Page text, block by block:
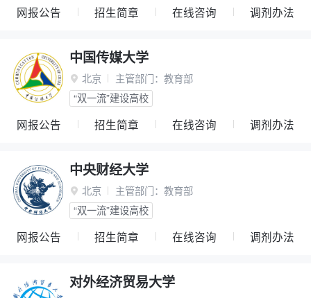
网报公告 招生简章 在线咨询 调剂办法
中国传媒大学
 北京 主管部门： 教育部
“双一流”建设高校
网报公告 招生简章 在线咨询 调剂办法
中央财经大学
 北京 主管部门： 教育部
“双一流”建设高校
网报公告 招生简章 在线咨询 调剂办法
对外经济贸易大学